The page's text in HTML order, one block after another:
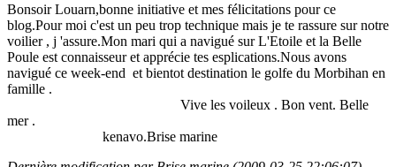
Bonsoir Louarn,bonne initiative et mes félicitations pour ce
blog.Pour moi c'est un peu trop technique mais je te rassure sur notre
voilier , j 'assure.Mon mari qui a navigué sur L'Etoile et la Belle
Poule est connaisseur et apprécie tes esplications.Nous avons
navigué ce week-end et bientot destination le golfe du Morbihan en
famille .
Vive les voileux . Bon vent. Belle
mer .
kenavo.Brise marine